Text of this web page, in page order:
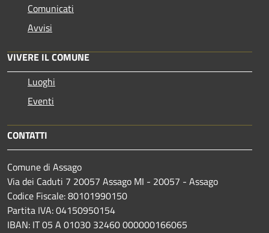
Comunicati
Avvisi
VIVERE IL COMUNE
Luoghi
Eventi
CONTATTI
Comune di Assago
Via dei Caduti 7 20057 Assago MI - 20057 - Assago
Codice Fiscale: 80101990150
Partita IVA: 04150950154
IBAN: IT 05 A 01030 32460 000000166065